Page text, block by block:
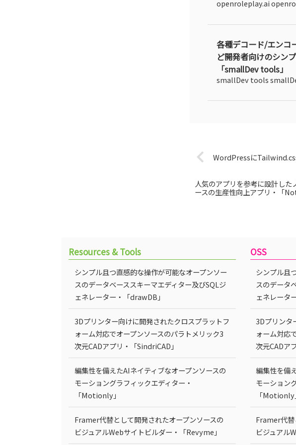
openroleplay.ai
各種デコード/エンコ
ど開発者向けのシン
「smallDev tools」
smallDev tools
WordPressに
人気のアプリを参考に設計し
ースの生産性向上アプリ・「
Resources & Tools
シンプル且つ直感的な操作が可能なオープンソー
スのデータベーススキーマエディター及びSQLジ
ェネレーター・「drawDB」
3Dプリンター向けに開発されたクロスプラットフ
ォーム対応でオープンソースのパラトメリック3
次元CADアプリ・「SindriCAD」
編集性を備えたAIネイティブなオープンソースの
モーショングラフィックエディター・
「Motionly」
Framer代替として開発されたオープンソースの
ビジュアルWebサイトビルダー・「Revyme」
OSS
シンプル且
スのデータ
ェネレータ
3Dプリンタ
ォーム対応
次元CADア
編集性を備
モーション
「Motionly
Framer代替
ビジュアル